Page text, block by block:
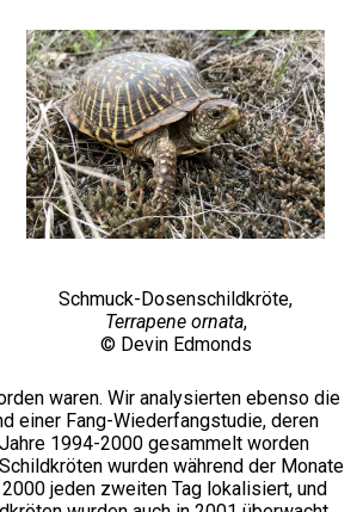
Schmuck-Dosenschildkröte,
Terrapene ornata,
© Devin Edmonds
waren. Wir analysierten ebenso die
einer Fang-Wiederfangstudie, deren
1994-2000 gesammelt worden
wurden während der Monate
jeden zweiten Tag lokalisiert, und